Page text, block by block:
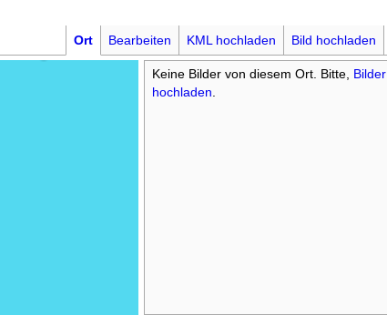
Ort Bearbeiten KML hochladen Bild hochladen
Keine Bilder von diesem Ort. Bitte, Bilder
hochladen